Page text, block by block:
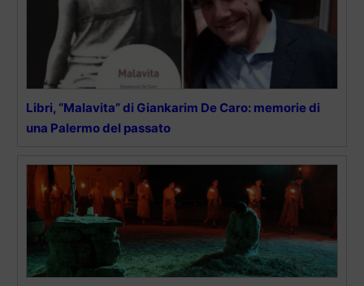
Libri, “Malavita” di Giankarim De Caro: memorie di
una Palermo del passato